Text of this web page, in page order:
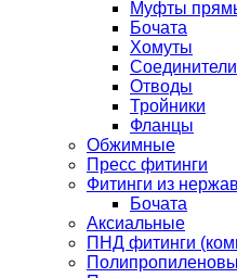
Муфты
Бочата
Хомуты
Соединители
Отводы
Тройники
Фланцы
Обжимные
Пресс фитинги
Фитинги из
Бочата
Аксиальные
ПНД фитинги